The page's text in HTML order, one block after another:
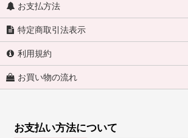
お支払方法
特定商取引法表示
利用規約
お買い物の流れ
お支払い方法について